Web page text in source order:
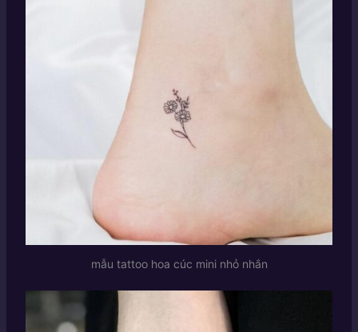
mẫu tattoo hoa cúc mini nhỏ nhắn